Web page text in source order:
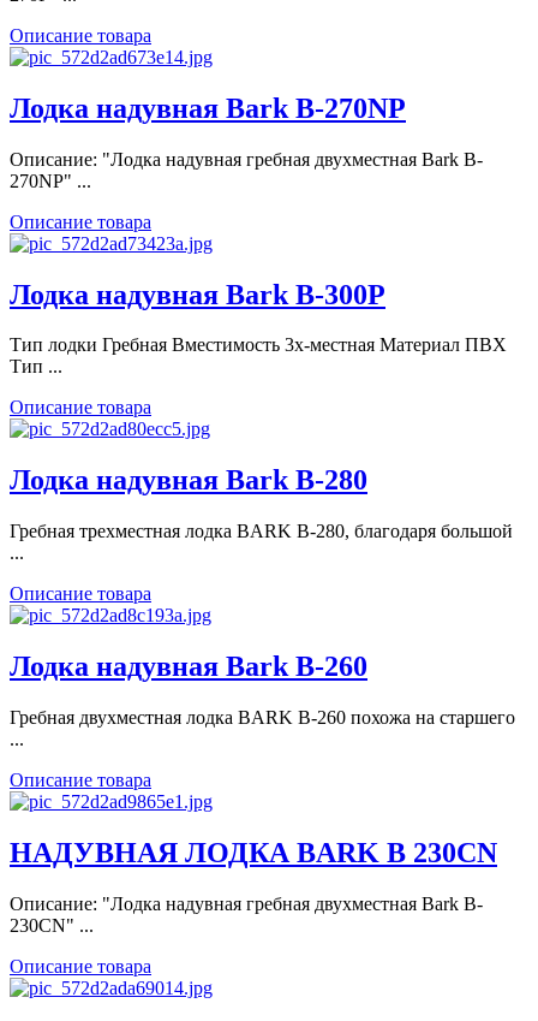
Описание товара
Лодка надувная Bark B-270NP
Описание: "Лодка надувная гребная двухместная Bark B-
270NP" ...
Описание товара
Лодка надувная Bark B-300P
Тип лодки Гребная Вместимость 3х-местная Материал ПВХ
Тип ...
Описание товара
Лодка надувная Bark B-280
Гребная трехместная лодка BARK В-280, благодаря большой
...
Описание товара
Лодка надувная Bark B-260
Гребная двухместная лодка BARK В-260 похожа на старшего
...
Описание товара
НАДУВНАЯ ЛОДКА BARK B 230CN
Описание: "Лодка надувная гребная двухместная Bark B-
230CN" ...
Описание товара